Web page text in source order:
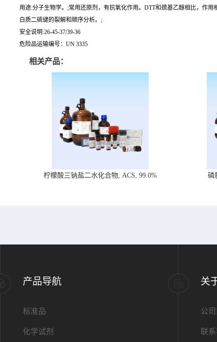
用途:分子生物学。;常用还原剂，有抗氧化作用。DTT和巯基乙醇相比，作
白质二硫键的裂解和顺序分析。;
安全说明:26-45-37/39-36
危险品运输编号：UN 3335
相关产品：
柠檬酸三钠盐二水化合物, ACS, 99.0% 磷
产品导航
标准品
化学试剂
关
公
联